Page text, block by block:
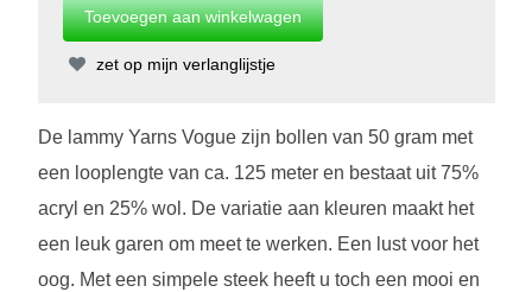
zet op mijn verlanglijstje
De lammy Yarns Vogue zijn bollen van 50 gram met
een looplengte van ca. 125 meter en bestaat uit 75%
acryl en 25% wol. De variatie aan kleuren maakt het
een leuk garen om meet te werken. Een lust voor het
oog. Met een simpele steek heeft u toch een mooi en